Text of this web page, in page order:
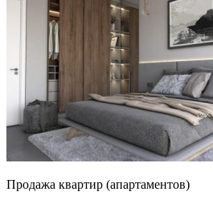
Продажа квартир (апартаментов)